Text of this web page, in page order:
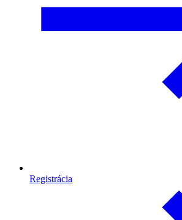
Registrácia